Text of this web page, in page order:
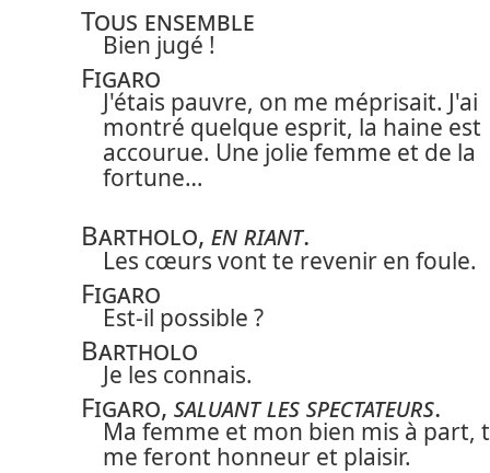
Tous ensemble
Bien jugé !
Figaro
J'étais pauvre, on me méprisait. J'ai
montré quelque esprit, la haine est
accourue. Une jolie femme et de la
fortune…
Bartholo, en riant.
Les cœurs vont te revenir en foule.
Figaro
Est-il possible ?
Bartholo
Je les connais.
Figaro, saluant les spectateurs.
Ma femme et mon bien mis à part,
me feront honneur et plaisir.